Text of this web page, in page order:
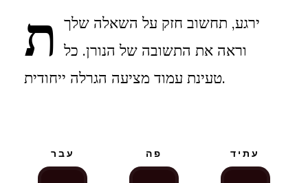
ת ירגע, תחשוב חזק על השאלה שלך
וראה את התשובה של הנורן. כל
טעינת עמוד מציעה הגרלה ייחודית.
עבר פה עתיד